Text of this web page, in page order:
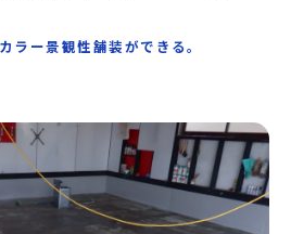
ラー景観性舗装ができる。